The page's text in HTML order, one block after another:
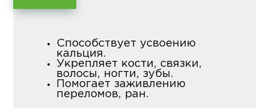
Способствует усвоению
кальция.
Укрепляет кости, связки,
волосы, ногти, зубы.
Помогает заживлению
переломов, ран.